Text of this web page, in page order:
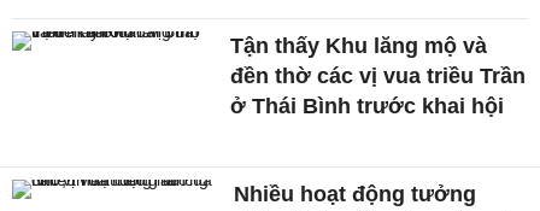
Tận thấy Khu lăng mộ và
đền thờ các vị vua triều Trần
ở Thái Bình trước khai hội
Nhiều hoạt động tưởng